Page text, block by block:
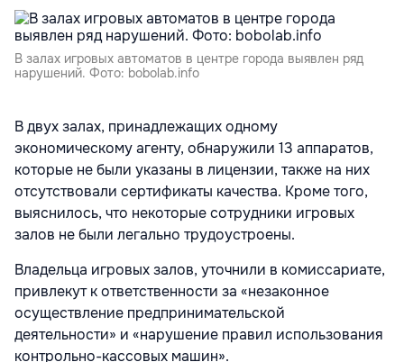
В залах игровых автоматов в центре города выявлен ряд
нарушений. Фото: bobolab.info
В двух залах, принадлежащих одному
экономическому агенту, обнаружили 13 аппаратов,
которые не были указаны в лицензии, также на них
отсутствовали сертификаты качества. Кроме того,
выяснилось, что некоторые сотрудники игровых
залов не были легально трудоустроены.
Владельца игровых залов, уточнили в комиссариате,
привлекут к ответственности за «незаконное
осуществление предпринимательской
деятельности» и «нарушение правил использования
контрольно-кассовых машин».